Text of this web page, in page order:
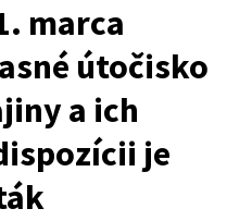
marca
útočisko
a ich
je